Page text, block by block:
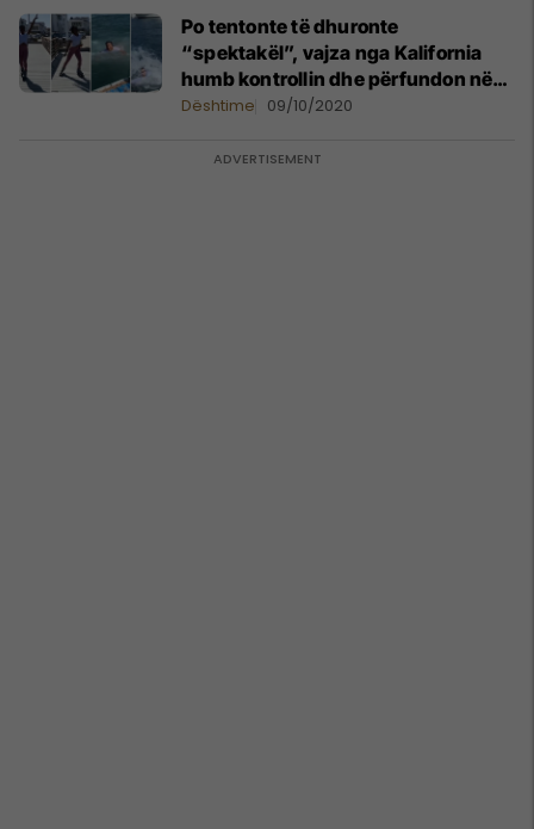
Po tentonte të dhuronte
“spektakël”, vajza nga Kalifornia
humb kontrollin dhe përfundon në
ujë
Dështime 09/10/2020